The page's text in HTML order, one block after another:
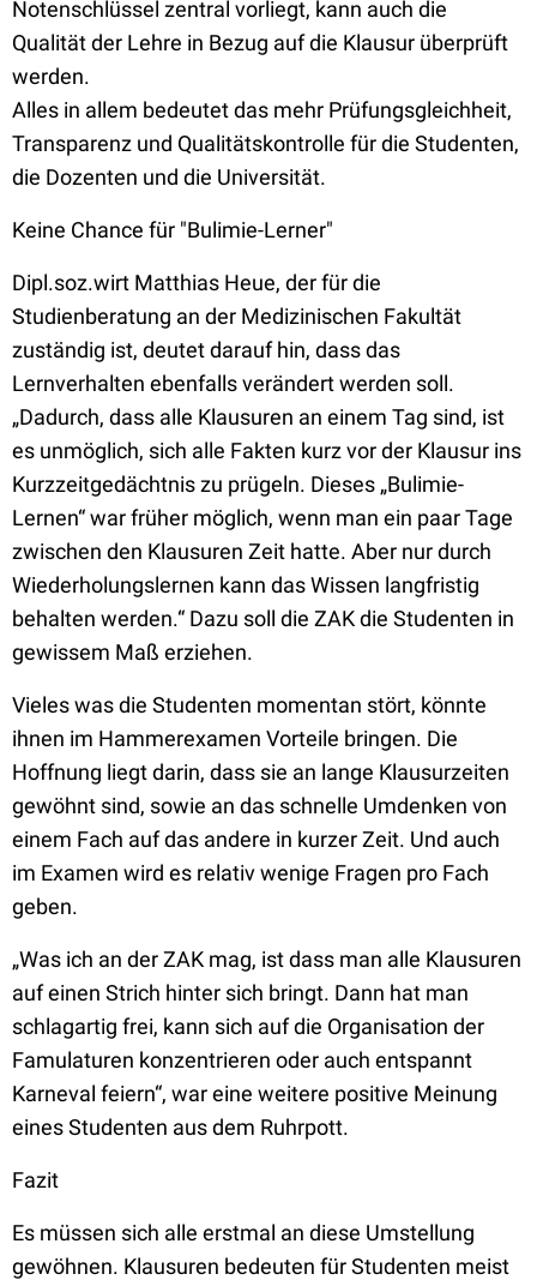
Notenschlüssel zentral vorliegt, kann auch die
Qualität der Lehre in Bezug auf die Klausur überprüft
werden.
Alles in allem bedeutet das mehr Prüfungsgleichheit,
Transparenz und Qualitätskontrolle für die Studenten,
die Dozenten und die Universität.
Keine Chance für "Bulimie-Lerner"
Dipl.soz.wirt Matthias Heue, der für die
Studienberatung an der Medizinischen Fakultät
zuständig ist, deutet darauf hin, dass das
Lernverhalten ebenfalls verändert werden soll.
„Dadurch, dass alle Klausuren an einem Tag sind, ist
es unmöglich, sich alle Fakten kurz vor der Klausur ins
Kurzzeitgedächtnis zu prügeln. Dieses „Bulimie-
Lernen“ war früher möglich, wenn man ein paar Tage
zwischen den Klausuren Zeit hatte. Aber nur durch
Wiederholungslernen kann das Wissen langfristig
behalten werden.“ Dazu soll die ZAK die Studenten in
gewissem Maß erziehen.
Vieles was die Studenten momentan stört, könnte
ihnen im Hammerexamen Vorteile bringen. Die
Hoffnung liegt darin, dass sie an lange Klausurzeiten
gewöhnt sind, sowie an das schnelle Umdenken von
einem Fach auf das andere in kurzer Zeit. Und auch
im Examen wird es relativ wenige Fragen pro Fach
geben.
„Was ich an der ZAK mag, ist dass man alle Klausuren
auf einen Strich hinter sich bringt. Dann hat man
schlagartig frei, kann sich auf die Organisation der
Famulaturen konzentrieren oder auch entspannt
Karneval feiern“, war eine weitere positive Meinung
eines Studenten aus dem Ruhrpott.
Fazit
Es müssen sich alle erstmal an diese Umstellung
gewöhnen. Klausuren bedeuten für Studenten meist